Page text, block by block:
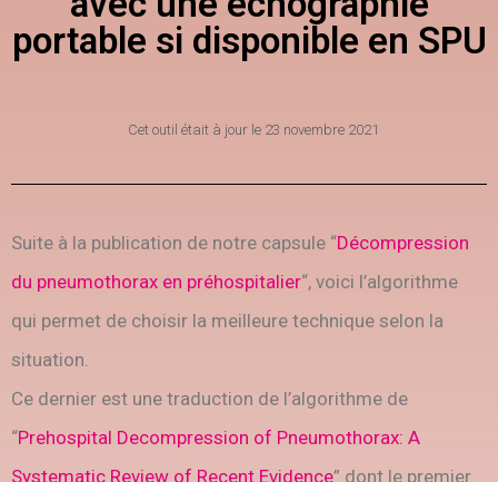
portable si disponible en SPU
Cet outil était à jour le 23 novembre 2021
Suite à la publication de notre capsule “Décompression
du pneumothorax en préhospitalier“, voici l’algorithme
qui permet de choisir la meilleure technique selon la
situation.
Ce dernier est une traduction de l’algorithme de
“Prehospital Decompression of Pneumothorax: A
Systematic Review of Recent Evidence” dont le premier